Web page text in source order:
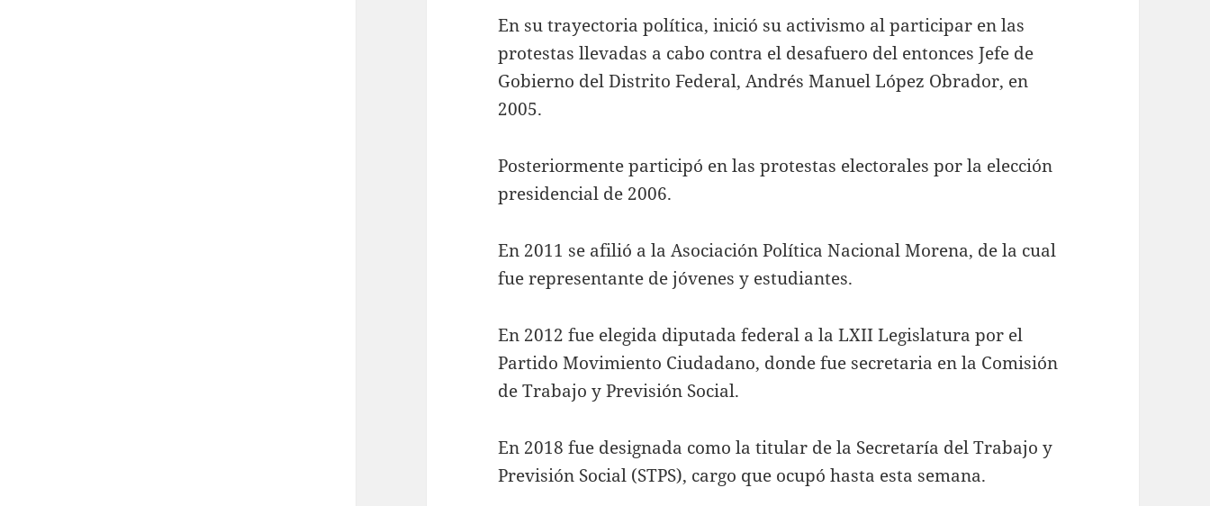
En su trayectoria política, inició su activismo al participar en las
protestas llevadas a cabo contra el desafuero del entonces Jefe de
Gobierno del Distrito Federal, Andrés Manuel López Obrador, en
2005.
Posteriormente participó en las protestas electorales por la elección
presidencial de 2006.
En 2011 se afilió a la Asociación Política Nacional Morena, de la cual
fue representante de jóvenes y estudiantes.
En 2012 fue elegida diputada federal a la LXII Legislatura por el
Partido Movimiento Ciudadano, donde fue secretaria en la Comisión
de Trabajo y Previsión Social.
En 2018 fue designada como la titular de la Secretaría del Trabajo y
Previsión Social (STPS), cargo que ocupó hasta esta semana.